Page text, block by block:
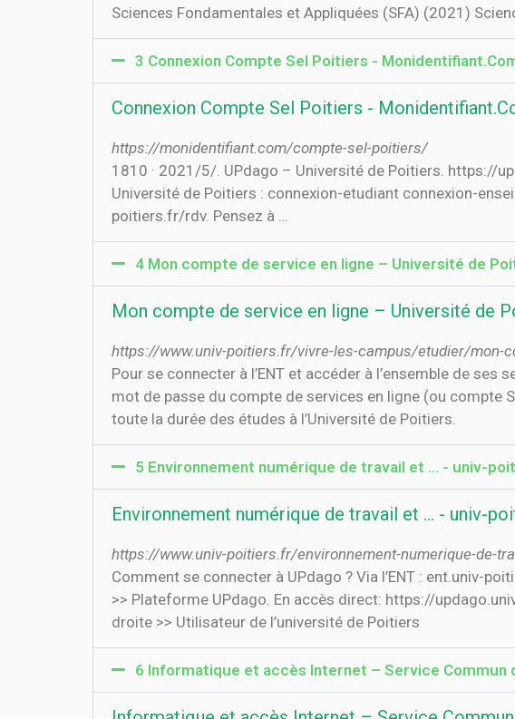
Sciences Fondamentales et Appliquées (SFA) (2021)
3 Connexion Compte Sel Poitiers -
Connexion Compte Sel Poitiers -
https://monidentifiant.com/compte-sel-poitiers/
18‏‏/5‏‏/2021 · 10. UPdago – Université de Poitiers. https://updago.univ-poitiers.fr/ Connexion à UPdago. Vous disposez d'un compte SEL
Université de Poitiers : connexion-etudiant connexion-
poitiers.fr/rdv. Pensez à …
4 Mon compte de service en ligne – Université de
Mon compte de service en ligne – Université de
https://www.univ-poitiers.fr/vivre-les-campus/etudier/mon-
Pour se connecter à l’ENT et accéder à l’ensemble de
mot de passe du compte de services en ligne (ou compte
toute la durée des études à l’Université de Poitiers.
5 Environnement numérique de travail et ... - univ-
Environnement numérique de travail et ... - univ-
https://www.univ-poitiers.fr/environnement-numerique-de-
Comment se connecter à UPdago ? Via l’ENT : ent.univ-
>> Plateforme UPdago. En accès direct: https://
droite >> Utilisateur de l’université de Poitiers
6 Informatique et accès Internet – Service Commun